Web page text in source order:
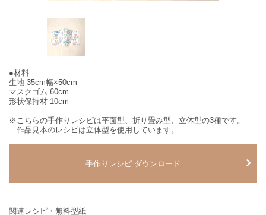
●材料
生地 35cm幅×50cm
マスクゴム 60cm
形状保持材 10cm
※こちらの手作りレシピは平面型、折り畳み型、立体型の3種です。
作品見本のレシピは立体型を使用しています。
手作りレシピ ダウンロード
関連レシピ・無料型紙